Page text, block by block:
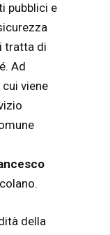
pubblici e
tratta di
Ad
viene
della